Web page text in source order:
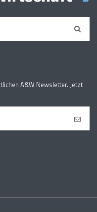
A&W Newsletter. Jetzt